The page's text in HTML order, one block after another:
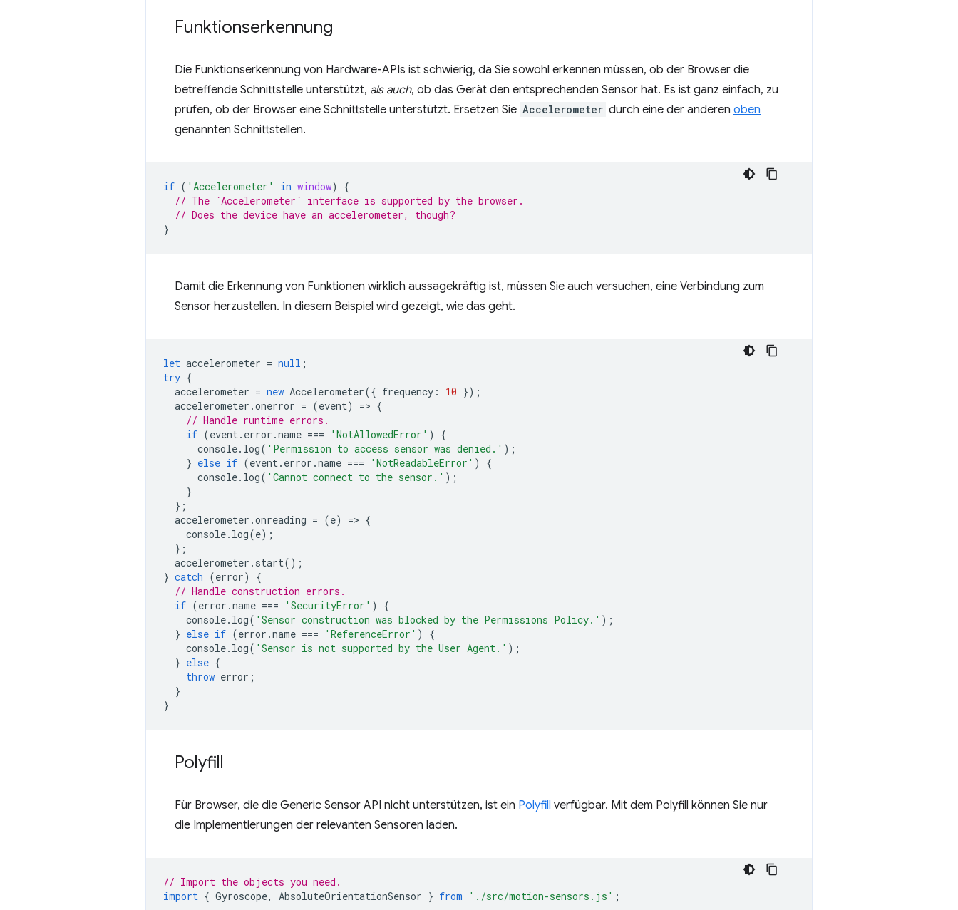
Funktionserkennung
Die Funktionserkennung von Hardware-APIs ist schwierig, da Sie sowohl erkennen müssen, ob der Browser die
betreffende Schnittstelle unterstützt, als auch, ob das Gerät den entsprechenden Sensor hat. Es ist ganz einfach, zu
prüfen, ob der Browser eine Schnittstelle unterstützt. Ersetzen Sie Accelerometer durch eine der anderen oben
genannten Schnittstellen.
if ( 'Accelerometer' in window)
{
// The `Accelerometer` interface is supported by the browser.
// Does the device have an accelerometer, though?
}
Damit die Erkennung von Funktionen wirklich aussagekräftig ist, müssen Sie auch versuchen, eine Verbindung zum
Sensor herzustellen. In diesem Beispiel wird gezeigt, wie das geht.
let accelerometer = null ;
try {
accelerometer = new Accelerometer({ frequency : 10 });
accelerometer .onerror = (event) => {
// Handle runtime errors.
if (event. error .name === 'NotAllowedError' )
{
console. log( 'Permission to access sensor was denied.' );
} else if (event. error .name === 'NotReadableError' )
{
console. log( 'Cannot connect to the sensor.' );
}
};
accelerometer .onreading = (e) => {
console. log(e);
};
accelerometer . start();
} catch (error)
{
// Handle construction errors.
if (error .name === 'SecurityError' )
{
console. log( 'Sensor construction was blocked by the Permissions Policy.' );
} else if (error .name === 'ReferenceError' )
{
console. log( 'Sensor is not supported by the User Agent.' );
} else {
throw error ;
}
}
Polyfill
Für Browser, die die Generic Sensor API nicht unterstützen, ist ein Polyfill verfügbar. Mit dem Polyfill können Sie nur
die Implementierungen der relevanten Sensoren laden.
// Import the objects you need.
import { Gyroscope, AbsoluteOrientationSensor } from './src/motion-sensors.js' ;